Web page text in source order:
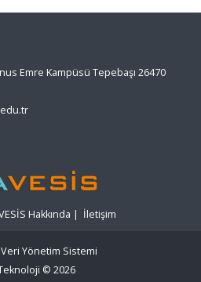
Emre Kampüsü Tepebaşı 26470
Hakkında | İletişim
Yönetim Sistemi
© 2026